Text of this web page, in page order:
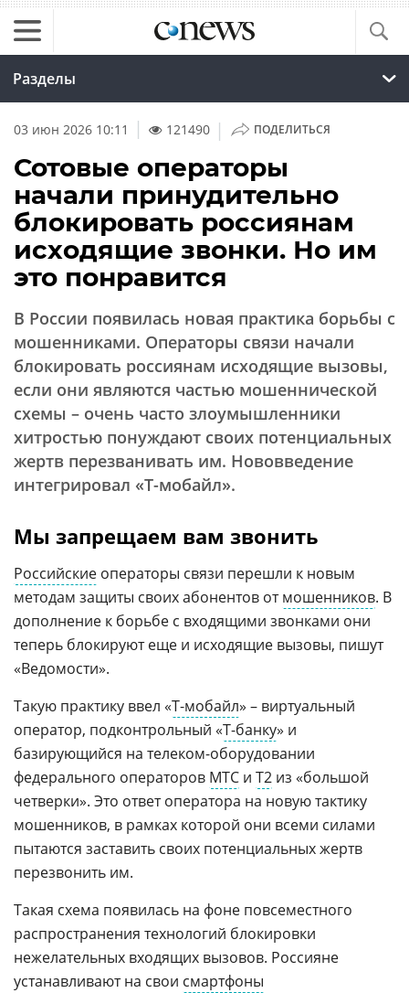
Разделы
03 июн 2026 10:11 121490 | ПОДЕЛИТЬСЯ
Сотовые операторы
начали принудительно
блокировать россиянам
исходящие звонки. Но им
это понравится
В России появилась новая практика борьбы с
мошенниками. Операторы связи начали
блокировать россиянам исходящие вызовы,
если они являются частью мошеннической
схемы – очень часто злоумышленники
хитростью понуждают своих потенциальных
жертв перезванивать им. Нововведение
интегрировал «Т-мобайл».
Мы запрещаем вам звонить
Российские операторы связи перешли к новым
методам защиты своих абонентов отмошенников. В
дополнение к борьбе с входящими звонками они
теперь блокируют еще и исходящие вызовы, пишут
«Ведомости».
Такую практику ввел «Т-мобайл» – виртуальный
оператор, подконтрольный «Т-банку» и
базирующийся на телеком-оборудовании
федерального операторов МТС и Т2 из «большой
четверки». Это ответ оператора на новую тактику
мошенников, в рамках которой они всеми силами
пытаются заставить своих потенциальных жертв
перезвонить им.
Такая схема появилась на фоне повсеместного
распространения технологий блокировки
нежелательных входящих вызовов. Россияне
устанавливают на свои смартфоны